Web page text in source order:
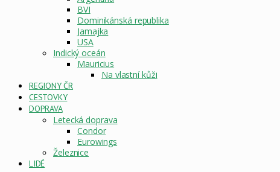
BVI
Dominikánská republika
Jamajka
USA
Indický oceán
Mauricius
Na vlastní kůži
REGIONY ČR
CESTOVKY
DOPRAVA
Letecká doprava
Condor
Eurowings
Železnice
LIDÉ